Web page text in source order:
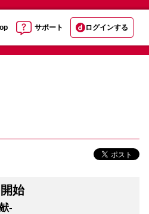
サポート ログインする
始
-